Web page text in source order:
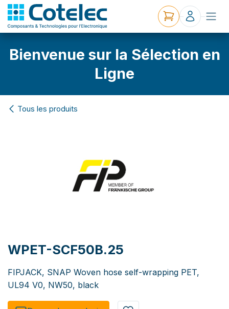
Bienvenue sur la Sélection en
Ligne
Tous les produits
WPET-SCF50B.25
FIPJACK, SNAP Woven hose self-wrapping PET,
UL94 V0, NW50, black